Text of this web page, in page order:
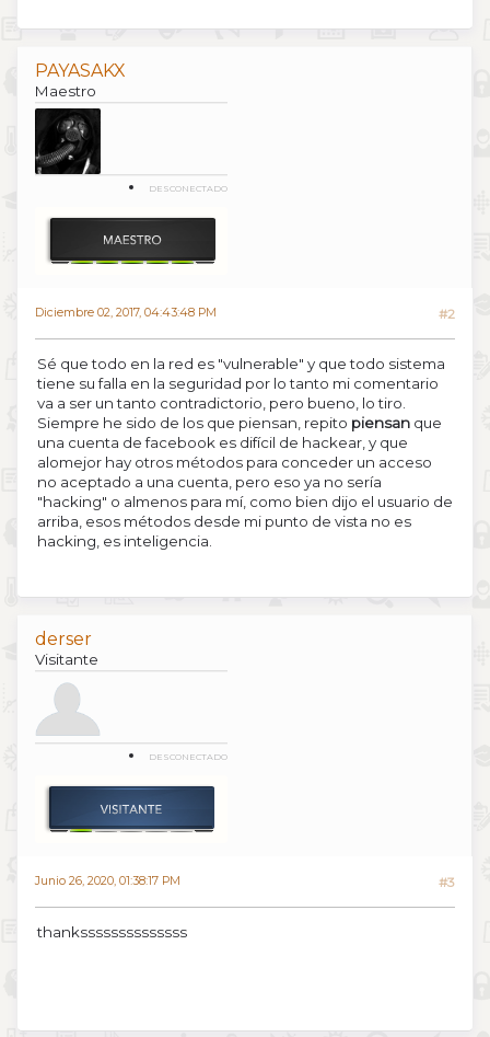
PAYASAKX
Maestro
DESCONECTADO
Diciembre 02, 2017, 04:43:48 PM #2
Sé que todo en la red es "vulnerable" y que todo sistema
tiene su falla en la seguridad por lo tanto mi comentario
va a ser un tanto contradictorio, pero bueno, lo tiro.
Siempre he sido de los que piensan, repito piensan que
una cuenta de facebook es difícil de hackear, y que
alomejor hay otros métodos para conceder un acceso
no aceptado a una cuenta, pero eso ya no sería
"hacking" o almenos para mí, como bien dijo el usuario de
arriba, esos métodos desde mi punto de vista no es
hacking, es inteligencia.
derser
Visitante
DESCONECTADO
Junio 26, 2020, 01:38:17 PM #3
thankssssssssssssss